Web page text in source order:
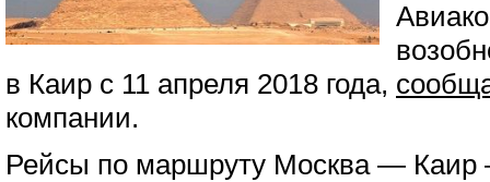
в Каир с 11 апреля 2018 года,
компании.
Рейсы по маршруту Москва — Каир